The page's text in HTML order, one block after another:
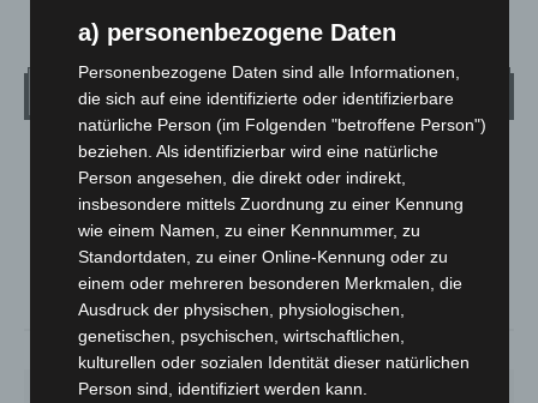
Wetter
LANGENHAGEN
Klarer Himmel
22°C 24.4 °
21.6°
SA. SO. MO. DI.
a) personenbezogene Daten
Personenbezogene Daten sind alle Informationen,
die sich auf eine identifizierte oder identifizierbare
natürliche Person (im Folgenden "betroffene Person")
beziehen. Als identifizierbar wird eine natürliche
Person angesehen, die direkt oder indirekt,
insbesondere mittels Zuordnung zu einer Kennung
wie einem Namen, zu einer Kennnummer, zu
Standortdaten, zu einer Online-Kennung oder zu
einem oder mehreren besonderen Merkmalen, die
Ausdruck der physischen, physiologischen,
genetischen, psychischen, wirtschaftlichen,
kulturellen oder sozialen Identität dieser natürlichen
Person sind, identifiziert werden kann.